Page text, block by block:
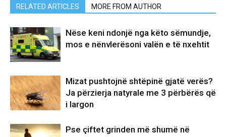
RELATED ARTICLES MORE FROM AUTHOR
Nëse keni ndonjë nga këto sëmundje,
mos e nënvlerësoni valën e të nxehtit
Mizat pushtojnë shtëpinë gjatë verës?
Ja përzierja natyrale me 3 përbërës që
i largon
Pse çiftet grinden më shumë në